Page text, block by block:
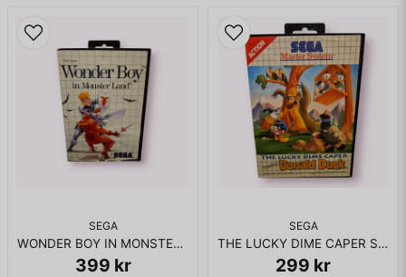
SEGA
WONDER BOY IN MONSTER LAND MASTERSYSTEM
399 kr
SEGA
THE LUCKY DIME CAPER STARRING DONALD DUCK MASTERSYSTEM
299 kr